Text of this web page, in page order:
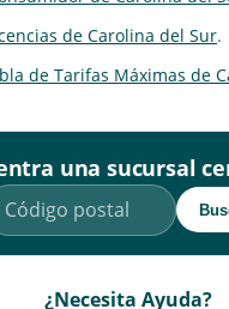
de Carolina del Sur.
de Tarifas Máximas de
una sucursal
¿Necesita Ayuda?